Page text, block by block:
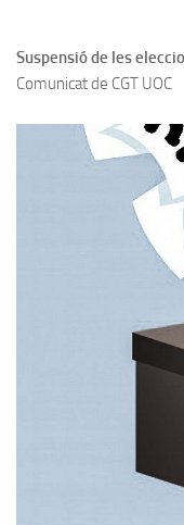
Suspensió de les
Comunicat de CGT UOC